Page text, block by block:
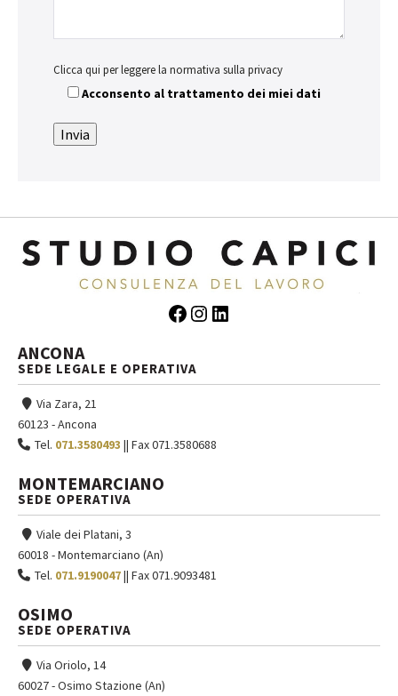
Clicca qui per leggere la normativa sulla privacy
Acconsento al trattamento dei miei dati
Facebook
Instagram
LinkedIn
ANCONA
SEDE LEGALE E OPERATIVA
Via Zara, 21
60123 - Ancona
Tel. 071.3580493 || Fax 071.3580688
MONTEMARCIANO
SEDE OPERATIVA
Viale dei Platani, 3
60018 - Montemarciano (An)
Tel. 071.9190047|| Fax 071.9093481
OSIMO
SEDE OPERATIVA
Via Oriolo, 14
60027 - Osimo Stazione (An)